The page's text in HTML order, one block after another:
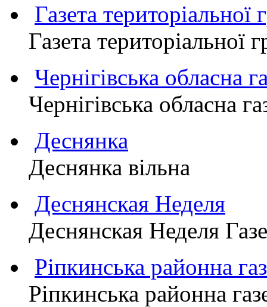
Газета
Газета
Чернігівська обласна
Чернігівська обласна
Деснянка
Деснянка вільна
Деснянская Неделя
Деснянская Неделя
Ріпкинська районна
Ріпкинська районна